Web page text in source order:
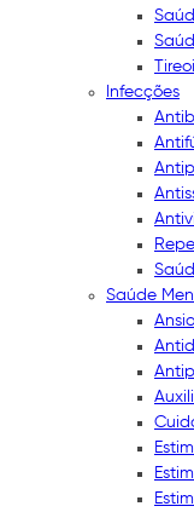
Infecções
Saúde